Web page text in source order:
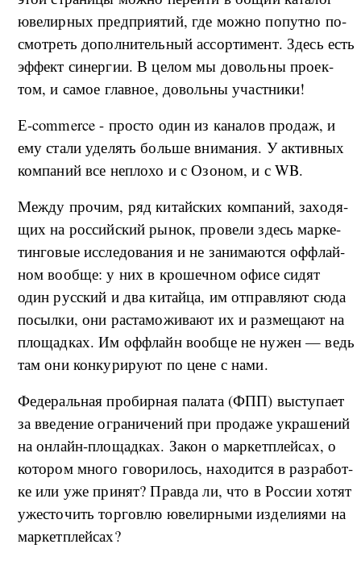
юве­ли­р­ных пред­при­я­тий, где мо­ж­но по­пут­но по­
смо­т­реть до­пол­ни­тель­ный ас­сор­ти­мент. Здесь есть
эф­фект си­нер­гии. В це­лом мы до­воль­ны про­ек­
том, и са­мое глав­ное, до­воль­ны участ­ни­ки!
Е-commerce - про­сто один из ка­на­лов про­даж, и
ему ста­ли уде­лять боль­ше вни­ма­ния. У ак­тив­ных
ко­м­па­ний все не­п­ло­хо и с Озо­ном, и с WB.
Ме­ж­ду про­чим, ряд ки­тай­ских ко­м­па­ний, за­хо­дя­
щих на рос­сий­ский ры­нок, про­ве­ли здесь мар­ке­
тин­го­вые ис­сле­до­ва­ния и не за­ни­ма­ют­ся оф­флай­
ном во­об­ще: у них в кро­шеч­ном офи­се си­дят
один рус­ский и два ки­тай­ца, им от­прав­ля­ют сю­да
по­сы­л­ки, они рас­та­мо­жи­ва­ют их и раз­ме­ща­ют на
пло­ща­д­ках. Им оф­флайн во­об­ще не ну­жен — ведь
там они кон­ку­ри­ру­ют по це­не с на­ми.
Фе­де­раль­ная про­би­р­ная па­ла­та (ФПП) вы­сту­па­ет
за вве­де­ние огра­ни­че­ний при про­да­же укра­ше­ний
на он­лайн-­п­ло­ща­д­ках. За­кон о мар­кет­плей­сах, о
ко­то­ром мно­го го­во­ри­лось, на­хо­ди­т­ся в раз­ра­бо­т­
ке или уже при­нят? Прав­да ли, что в Рос­сии хо­тят
уже­сто­чить тор­го­в­лю юве­ли­р­ны­ми из­де­ли­я­ми на
мар­кет­плей­сах?